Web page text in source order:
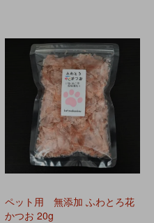
ペット用 無添加 ふわとろ花
かつお 20g